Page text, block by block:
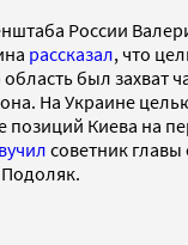
России
рассказал, что
был захват
На Украине
позиций Киева на
советник